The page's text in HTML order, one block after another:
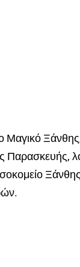
Μαγικό
Παρασκευής,